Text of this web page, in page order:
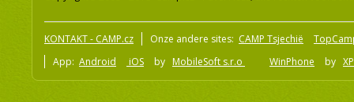
KONTAKT - CAMP.cz Onze andere sites: CAMP Tsjechië
App: Android iOS by MobileSoft s.r.o WinPhone by